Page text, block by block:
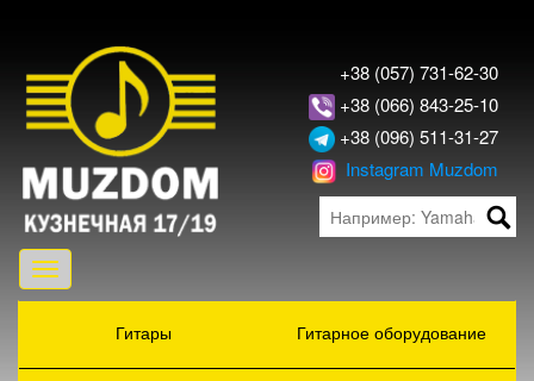
+38 (057) 731-62-30
+38 (066) 843-25-10
+38 (096) 511-31-27
Instagram Muzdom
Toggle
navigation
Гитары
Гитарное оборудование